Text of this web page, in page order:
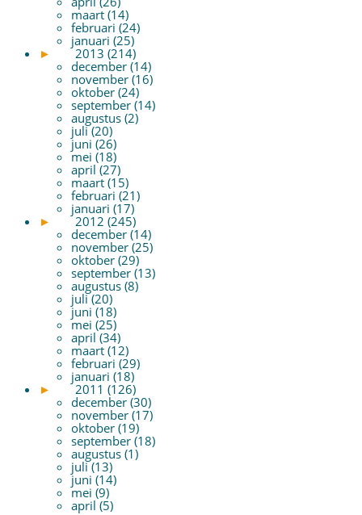
maart (14)
februari (24)
januari (25)
►
2013 (214)
december (14)
november (16)
oktober (24)
september (14)
augustus (2)
juli (20)
juni (26)
mei (18)
april (27)
maart (15)
februari (21)
januari (17)
►
2012 (245)
december (14)
november (25)
oktober (29)
september (13)
augustus (8)
juli (20)
juni (18)
mei (25)
april (34)
maart (12)
februari (29)
januari (18)
►
2011 (126)
december (30)
november (17)
oktober (19)
september (18)
augustus (1)
juli (13)
juni (14)
mei (9)
april (5)